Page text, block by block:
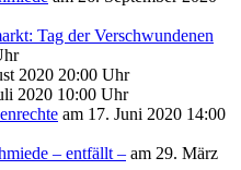
Tag der Verschwundenen
2020 20:00 Uhr
2020 10:00 Uhr
am 17. Juni 2020 14:00
– entfällt – am 29. März